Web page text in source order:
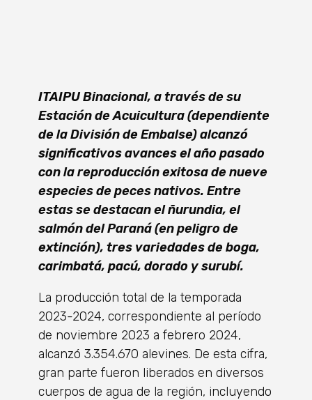
ITAIPU Binacional, a través de su
Estación de Acuicultura (dependiente
de la División de Embalse) alcanzó
significativos avances el año pasado
con la reproducción exitosa de nueve
especies de peces nativos. Entre
estas se destacan el ñurundia, el
salmón del Paraná (en peligro de
extinción), tres variedades de boga,
carimbatá, pacú, dorado y surubí.
La producción total de la temporada
2023-2024, correspondiente al período
de noviembre 2023 a febrero 2024,
alcanzó 3.354.670 alevines. De esta cifra,
gran parte fueron liberados en diversos
cuerpos de agua de la región, incluyendo